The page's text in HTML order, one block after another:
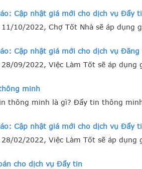
Cập nhật giá mới cho dịch vụ Đẩy
11/10/2022, Chợ Tốt Nhà sẽ áp
Cập nhật giá mới cho dịch vụ
28/09/2022, Việc Làm Tốt sẽ áp
minh
thông minh là gì? Đẩy tin thông
Cập nhật giá mới cho dịch vụ Đẩy
28/02/2022, Việc Làm Tốt sẽ áp
cho dịch vụ Đẩy tin